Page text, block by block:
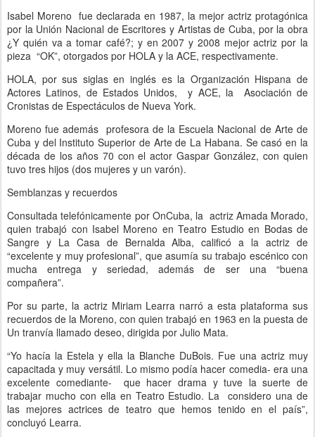
Isabel Moreno fue declarada en 1987, la mejor actriz protagónica
por la Unión Nacional de Escritores y Artistas de Cuba, por la obra
¿Y quién va a tomar café?; y en 2007 y 2008 mejor actriz por la
pieza “OK”, otorgados por HOLA y la ACE, respectivamente.
HOLA, por sus siglas en inglés es la Organización Hispana de
Actores Latinos, de Estados Unidos, y ACE, la Asociación de
Cronistas de Espectáculos de Nueva York.
Moreno fue además profesora de la Escuela Nacional de Arte de
Cuba y del Instituto Superior de Arte de La Habana. Se casó en la
década de los años 70 con el actor Gaspar González, con quien
tuvo tres hijos (dos mujeres y un varón).
Semblanzas y recuerdos
Consultada telefónicamente por OnCuba, la actriz Amada Morado,
quien trabajó con Isabel Moreno en Teatro Estudio en Bodas de
Sangre y La Casa de Bernalda Alba, calificó a la actriz de
“excelente y muy profesional”, que asumía su trabajo escénico con
mucha entrega y seriedad, además de ser una “buena
compañera”.
Por su parte, la actriz Miriam Learra narró a esta plataforma sus
recuerdos de la Moreno, con quien trabajó en 1963 en la puesta de
Un tranvía llamado deseo, dirigida por Julio Mata.
“Yo hacía la Estela y ella la Blanche DuBois. Fue una actriz muy
capacitada y muy versátil. Lo mismo podía hacer comedia- era una
excelente comediante- que hacer drama y tuve la suerte de
trabajar mucho con ella en Teatro Estudio. La considero una de
las mejores actrices de teatro que hemos tenido en el país”,
concluyó Learra.